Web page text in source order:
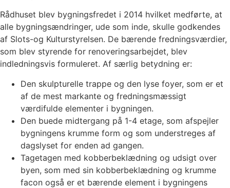
Rådhuset blev bygningsfredet i 2014 hvilket medførte, at
alle bygningsændringer, ude som inde, skulle godkendes
af Slots-og Kulturstyrelsen. De bærende fredningsværdier,
som blev styrende for renoveringsarbejdet, blev
indledningsvis formuleret. Af særlig betydning er:
Den skulpturelle trappe og den lyse foyer, som er et
af de mest markante og fredningsmæssigt
værdifulde elementer i bygningen.
Den buede midtergang på 1-4 etage, som afspejler
bygningens krumme form og som understreges af
dagslyset for enden ad gangen.
Tagetagen med kobberbeklædning og udsigt over
byen, som med sin kobberbeklædning og krumme
facon også er et bærende element i bygningens